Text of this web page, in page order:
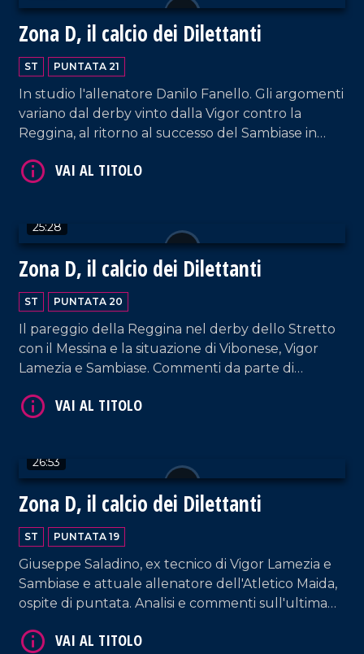
Zona D, il calcio dei Dilettanti
ST PUNTATA 21
In studio l'allenatore Danilo Fanello. Gli argomenti
variano dal derby vinto dalla Vigor contro la
Reggina, al ritorno al successo del Sambiase in
Vibonese.
25:28
Zona D, il calcio dei Dilettanti
ST PUNTATA 20
Il pareggio della Reggina nel derby dello Stretto
con il Messina e la situazione di Vibonese, Vigor
Lamezia e Sambiase. Commenti da parte di
26:53
Zona D, il calcio dei Dilettanti
ST PUNTATA 19
Giuseppe Saladino, ex tecnico di Vigor Lamezia e
Sambiase e attuale allenatore dell'Atletico Maida,
ospite di puntata. Analisi e commenti sull'ultima
VAI AL TITOLO
VAI AL TITOLO